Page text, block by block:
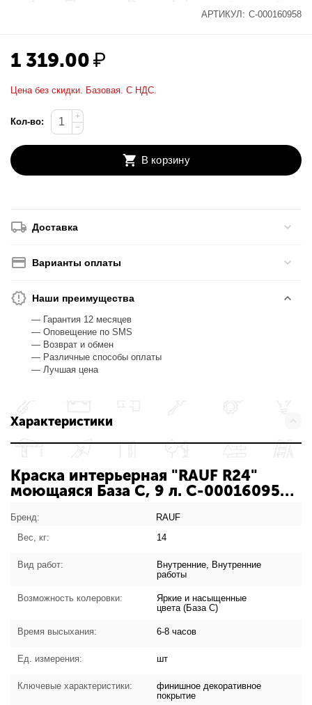
АРТИКУЛ: С-000160958
1 319.00₽
Цена без скидки. Базовая. С НДС.
Кол-во:
+
−
В корзину
Доставка
Варианты оплаты
Наши преимущества
— Гарантия 12 месяцев
— Оповещение по SMS
— Возврат и обмен
— Различные способы оплаты
— Лучшая цена
Характеристики
Краска интерьерная "RAUF R24"
моющаяся База С, 9 л. С-000160958:
Бренд:
RAUF
Вес, кг:
14
Вид работ:
Внутренние, Внутренние
работы
Возможность колеровки:
Яркие и насыщенные
цвета (База С)
Время высыхания: 6-8 часов
Ед. измерения: шт
Ключевые характеристики:
финишное декоративное
покрытие